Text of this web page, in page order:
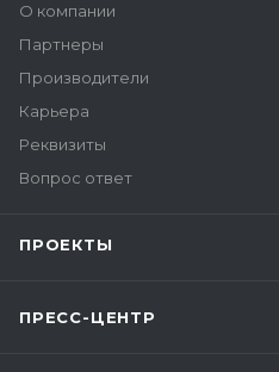
О компании
Партнеры
Производители
Карьера
Реквизиты
Вопрос ответ
ПРОЕКТЫ
ПРЕСС-ЦЕНТР